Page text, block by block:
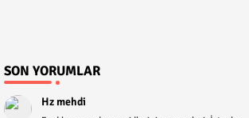
SON YORUMLAR
Hz mehdi